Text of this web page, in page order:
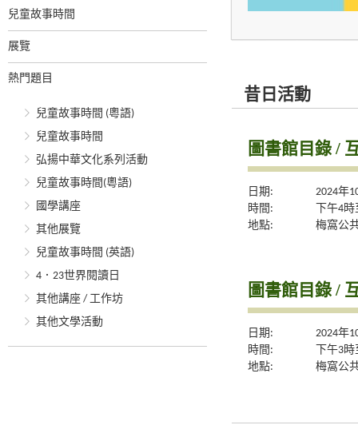
兒童故事時間
展覽
熱門題目
兒童故事時間 (粵語)
兒童故事時間
弘揚中華文化系列活動
兒童故事時間(粵語)
國學講座
其他展覽
兒童故事時間 (英語)
4．23世界閱讀日
其他講座 / 工作坊
其他文學活動
昔日活動
圖書館目錄 /
日期:
2024年
時間:
下午4
地點:
梅窩公
圖書館目錄 /
日期:
2024年
時間:
下午3
地點:
梅窩公